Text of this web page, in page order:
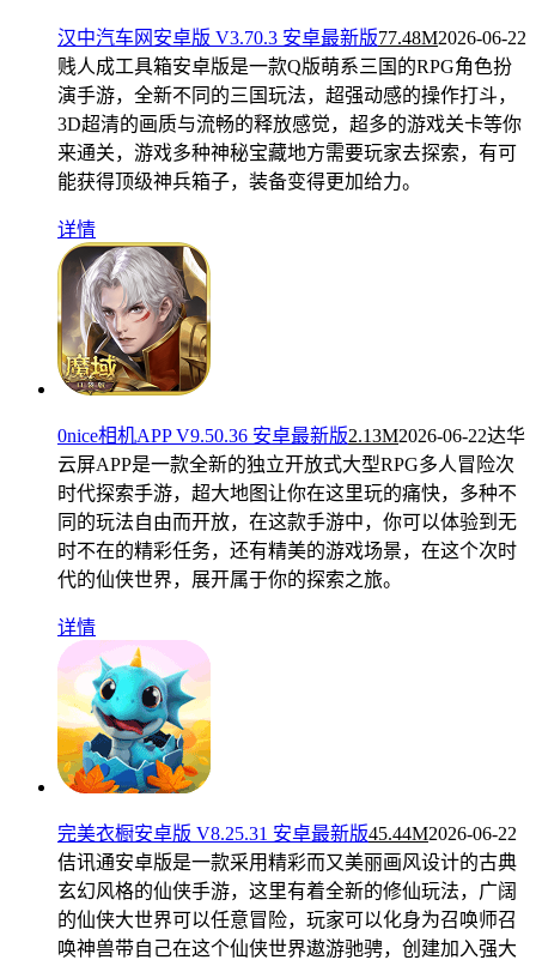
汉中汽车网安卓版 V3.70.3 安卓最新版77.48M2026-06-22
贱人成工具箱安卓版是一款Q版萌系三国的RPG角色扮
演手游，全新不同的三国玩法，超强动感的操作打斗，
3D超清的画质与流畅的释放感觉，超多的游戏关卡等你
来通关，游戏多种神秘宝藏地方需要玩家去探索，有可
能获得顶级神兵箱子，装备变得更加给力。
详情
0nice相机APP V9.50.36 安卓最新版2.13M2026-06-22达华
云屏APP是一款全新的独立开放式大型RPG多人冒险次
时代探索手游，超大地图让你在这里玩的痛快，多种不
同的玩法自由而开放，在这款手游中，你可以体验到无
时不在的精彩任务，还有精美的游戏场景，在这个次时
代的仙侠世界，展开属于你的探索之旅。
详情
完美衣橱安卓版 V8.25.31 安卓最新版45.44M2026-06-22
佶讯通安卓版是一款采用精彩而又美丽画风设计的古典
玄幻风格的仙侠手游，这里有着全新的修仙玩法，广阔
的仙侠大世界可以任意冒险，玩家可以化身为召唤师召
唤神兽带自己在这个仙侠世界遨游驰骋，创建加入强大